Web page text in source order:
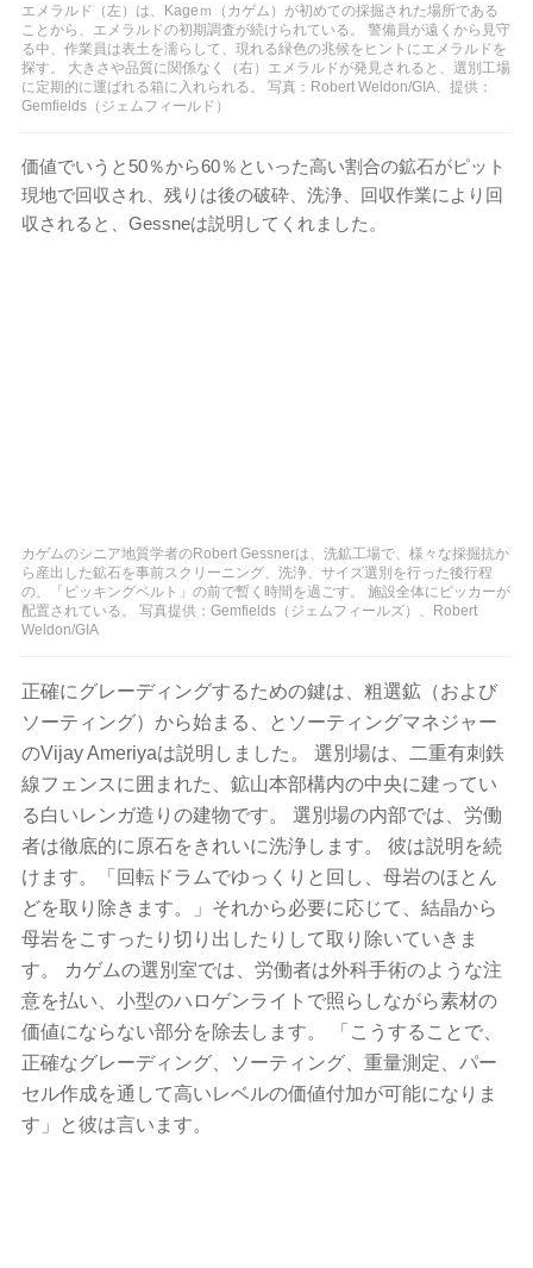
エメラルド（左）は、Kageｍ（カゲム）が初めての採掘された場所である
ことから、エメラルドの初期調査が続けられている。 警備員が遠くから見守
る中、作業員は表土を濡らして、現れる緑色の兆候をヒントにエメラルドを
探す。 大きさや品質に関係なく（右）エメラルドが発見されると、選別工場
に定期的に運ばれる箱に入れられる。 写真：Robert Weldon/GIA、提供：
Gemfields（ジェムフィールド）
価値でいうと50％から60％といった高い割合の鉱石がピット
現地で回収され、残りは後の破砕、洗浄、回収作業により回
収されると、Gessneは説明してくれました。
カゲムのシニア地質学者のRobert Gessnerは、洗鉱工場で、様々な採掘抗か
ら産出した鉱石を事前スクリーニング、洗浄、サイズ選別を行った後行程
の、「ピッキングベルト」の前で暫く時間を過ごす。 施設全体にピッカーが
配置されている。 写真提供：Gemfields（ジェムフィールズ）、Robert
Weldon/GIA
正確にグレーディングするための鍵は、粗選鉱（および
ソーティング）から始まる、とソーティングマネジャー
のVijay Ameriyaは説明しました。 選別場は、二重有刺鉄
線フェンスに囲まれた、鉱山本部構内の中央に建ってい
る白いレンガ造りの建物です。 選別場の内部では、労働
者は徹底的に原石をきれいに洗浄します。 彼は説明を続
けます。「回転ドラムでゆっくりと回し、母岩のほとん
どを取り除きます。」それから必要に応じて、結晶から
母岩をこすったり切り出したりして取り除いていきま
す。 カゲムの選別室では、労働者は外科手術のような注
意を払い、小型のハロゲンライトで照らしながら素材の
価値にならない部分を除去します。 「こうすることで、
正確なグレーディング、ソーティング、重量測定、パー
セル作成を通して高いレベルの価値付加が可能になりま
す」と彼は言います。